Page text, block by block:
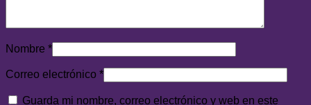
Nombre *
Correo electrónico *
Guarda mi nombre, correo electrónico y web en este